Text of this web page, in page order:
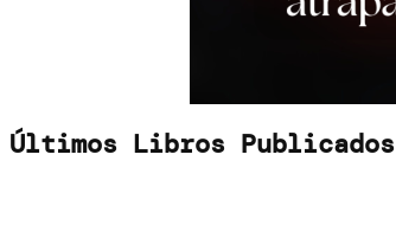
Últimos Libros Publicados